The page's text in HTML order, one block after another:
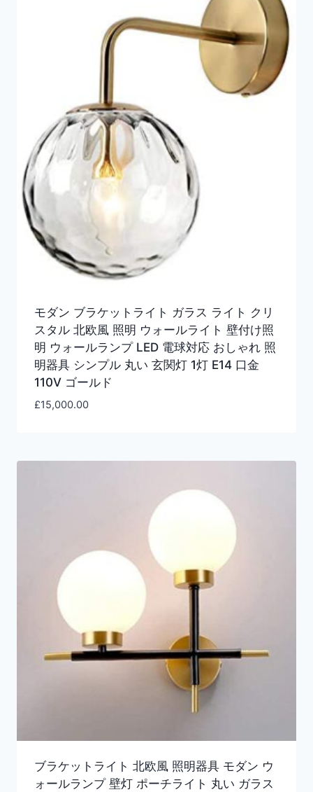
モダン ブラケットライト ガラス ライト クリ
スタル 北欧風 照明 ウォールライト 壁付け照
明 ウォールランプ LED 電球対応 おしゃれ 照
明器具 シンプル 丸い 玄関灯 1灯 E14 口金
110V ゴールド
£15,000.00
ブラケットライト 北欧風 照明器具 モダン ウ
ォールランプ 壁灯 ポーチライト 丸い ガラス